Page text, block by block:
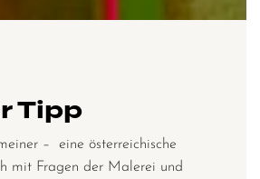
Tipp
– eine österreichische
mit Fragen der Malerei und